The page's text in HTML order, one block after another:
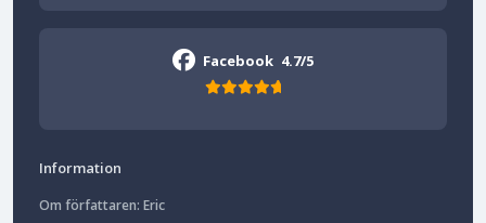
Facebook 4.7/5
Information
Om författaren: Eric